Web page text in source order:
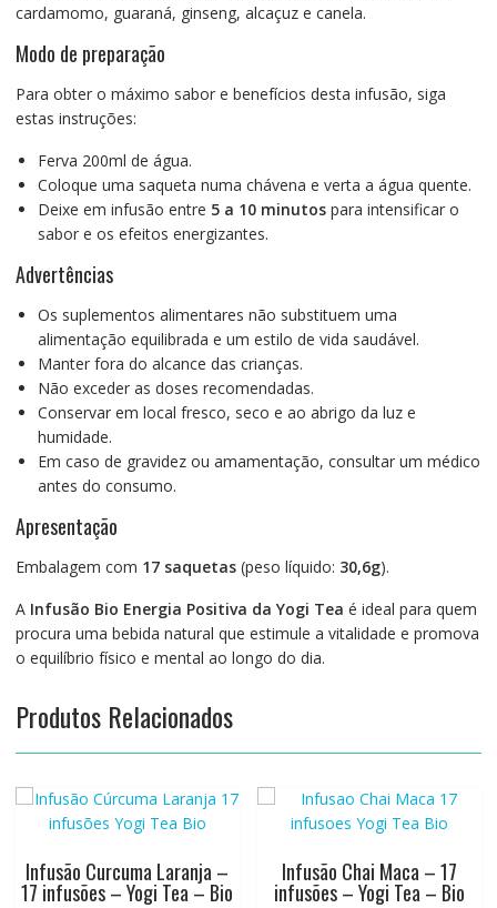
cardamomo, guaraná, ginseng, alcaçuz e canela.
Modo de preparação
Para obter o máximo sabor e benefícios desta infusão, siga
estas instruções:
Ferva 200ml de água.
Coloque uma saqueta numa chávena e verta a água quente.
Deixe em infusão entre 5 a 10 minutospara intensificar o
sabor e os efeitos energizantes.
Advertências
Os suplementos alimentares não substituem uma
alimentação equilibrada e um estilo de vida saudável.
Manter fora do alcance das crianças.
Não exceder as doses recomendadas.
Conservar em local fresco, seco e ao abrigo da luz e
humidade.
Em caso de gravidez ou amamentação, consultar um médico
antes do consumo.
Apresentação
Embalagem com 17 saquetas(peso líquido: 30,6g).
A Infusão Bio Energia Positiva da Yogi Tea é ideal para quem
procura uma bebida natural que estimule a vitalidade e promova
o equilíbrio físico e mental ao longo do dia.
Produtos Relacionados
Infusão Curcuma Laranja –
17 infusões – Yogi Tea – Bio
Infusão Chai Maca – 17
infusões – Yogi Tea – Bio